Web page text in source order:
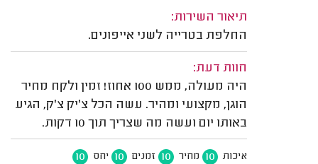
תיאור השירות:
החלפת בטרייה לשני אייפונים.
חוות דעת:
היה מעולה, ממש 100 אחוז! זמין ולקח מחיר
הוגן, מקצועי ומהיר. עשה הכל צ'יק צ'ק, הגיע
באותו יום ועשה מה שצריך תוך 10 דקות.
איכות 10 מחיר 10 זמנים 10 יחס 10